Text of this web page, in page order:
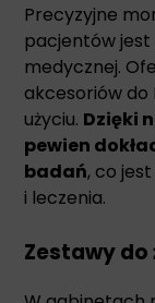
Precyzyjne
pacjentów
medycznej.
akcesoriów do
użyciu. Dzięki
pewien
badań, co
i leczenia.
Zestawy do